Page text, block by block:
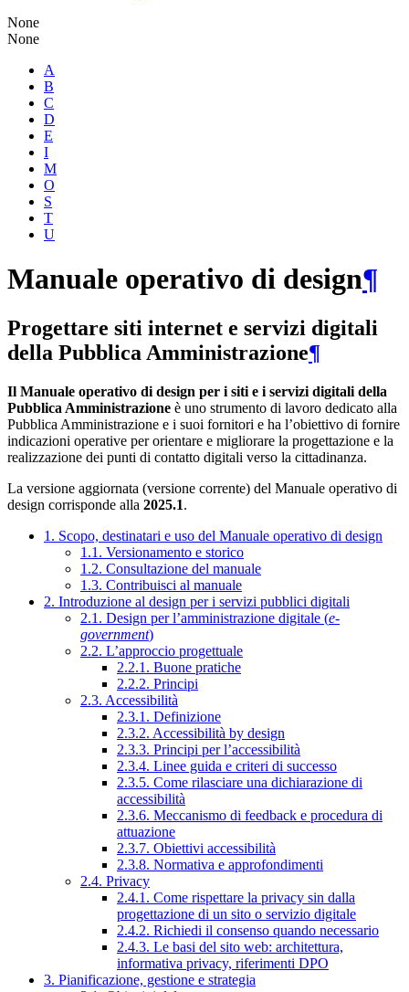
None
None
A
B
C
D
E
I
M
O
S
T
U
Manuale operativo di design¶
Progettare siti internet e servizi digitali
della Pubblica Amministrazione¶
Il Manuale operativo di design per i siti e i servizi digitali della
Pubblica Amministrazione è uno strumento di lavoro dedicato alla
Pubblica Amministrazione e i suoi fornitori e ha l’obiettivo di fornire
indicazioni operative per orientare e migliorare la progettazione e la
realizzazione dei punti di contatto digitali verso la cittadinanza.
La versione aggiornata (versione corrente) del Manuale operativo di
design corrisponde alla 2025.1.
1. Scopo, destinatari e uso del Manuale operativo di design
1.1. Versionamento e storico
1.2. Consultazione del manuale
1.3. Contribuisci al manuale
2. Introduzione al design per i servizi pubblici digitali
2.1. Design per l’amministrazione digitale (e-
government)
2.2. L’approccio progettuale
2.2.1. Buone pratiche
2.2.2. Principi
2.3. Accessibilità
2.3.1. Definizione
2.3.2. Accessibilità by design
2.3.3. Principi per l’accessibilità
2.3.4. Linee guida e criteri di successo
2.3.5. Come rilasciare una dichiarazione di
accessibilità
2.3.6. Meccanismo di feedback e procedura di
attuazione
2.3.7. Obiettivi accessibilità
2.3.8. Normativa e approfondimenti
2.4. Privacy
2.4.1. Come rispettare la privacy sin dalla
progettazione di un sito o servizio digitale
2.4.2. Richiedi il consenso quando necessario
2.4.3. Le basi del sito web: architettura,
informativa privacy, riferimenti DPO
3. Pianificazione, gestione e strategia